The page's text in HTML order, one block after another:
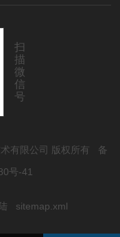
扫
描
微
信
号
有限公司 版权所有 备
号-41
sitemap.xml